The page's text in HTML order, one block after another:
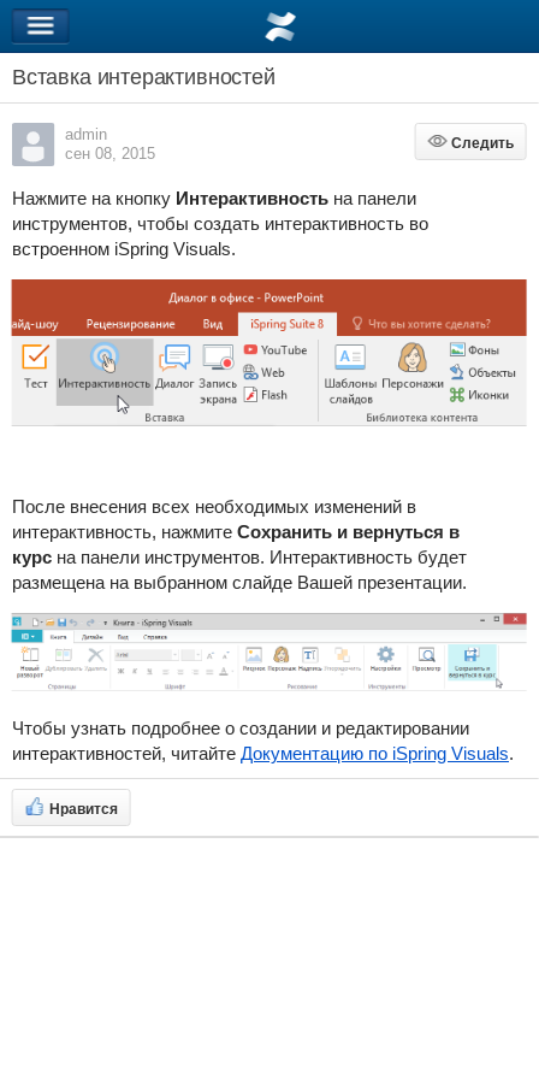
Вставка интерактивностей
admin
сен 08, 2015
Следить
Следить
Нажмите на кнопку Интерактивностьна панели
инструментов, чтобы создать интерактивность во
встроенном iSpring Visuals.
После внесения всех необходимых изменений в
интерактивность, нажмите Сохранить и вернуться в
курсна панели инструментов. Интерактивность будет
размещена на выбранном слайде Вашей презентации.
Чтобы узнать подробнее о создании и редактировании
интерактивностей, читайте Документацию по iSpring Visuals.
Нравится